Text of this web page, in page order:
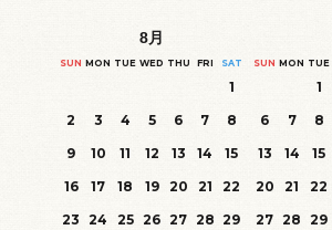
8月
SUN MON TUE WED THU FRI SAT
1
2
3 4 5 6 7
8
9
10 11 12 13 14
15
16
17 18 19 20 21
22
23 24 25 26 27 28 29
SUN MON TUE
1
6
7 8
13
14 15
20
21 22
27 28 29